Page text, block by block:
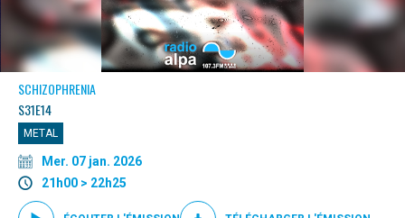
SCHIZOPHRENIA
S31E14
METAL
Mer. 07 jan. 2026
21h00 > 22h25